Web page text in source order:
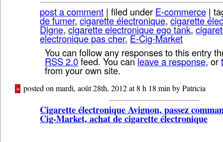
post a comment | filed under E-commerce |
de fumer,cigarette électronique,cigarette
Digne,cigarette electronique ego tank,
electronique pas cher,E-Cig-Market
You can follow any responses to this entry
RSS 2.0feed. You canleave a response, or
from your own site.
» posted on mardi, août 28th, 2012 at 8 h 18 min by Patricia
Cigarette électronique Avignon, passez
Cig-Market, achat de cigarette électronique